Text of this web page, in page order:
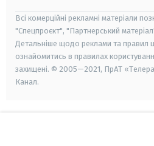
Всі комерційні рекламні матеріали
"Спецпроєкт", "Партнерський
Детальніше щодо реклами та правил
ознайомитись в правилах
захищені. © 2005—2021, ПрАТ
Канал.